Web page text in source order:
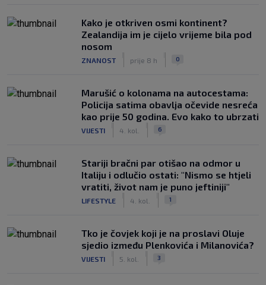
Kako je otkriven osmi kontinent?
Zealandija im je cijelo vrijeme bila pod
nosom
ZNANOST prije 8 h 0
Marušić o kolonama na autocestama:
Policija satima obavlja očevide nesreća
kao prije 50 godina. Evo kako to ubrzati
VIJESTI 4. kol. 6
Stariji bračni par otišao na odmor u
Italiju i odlučio ostati: "Nismo se htjeli
vratiti, život nam je puno jeftiniji"
LIFESTYLE 4. kol. 1
Tko je čovjek koji je na proslavi Oluje
sjedio između Plenkovića i Milanovića?
VIJESTI 5. kol. 3